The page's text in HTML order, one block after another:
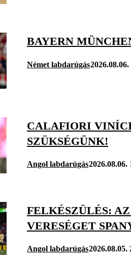
BAYERN
Német labdarúgás
CALAFIORI
SZÜKSÉGÜNK!
Angol labdarúgás2026.08.06.
FELKÉSZÜLÉS:
VERESÉGET
Angol labdarúgás2026.08.05.